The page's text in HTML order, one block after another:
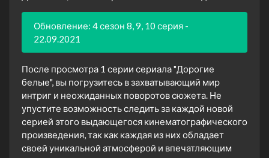
Обновление: 4 сезон 8, 9, 10 серия -
22.09.2021
После просмотра 1 серии сериала "Дорогие
белые", вы погрузитесь в захватывающий мир
интриг и неожиданных поворотов сюжета. Не
упустите возможность следить за каждой новой
серией этого выдающегося кинематографического
произведения, так как каждая из них обладает
своей уникальной атмосферой и впечатляющим